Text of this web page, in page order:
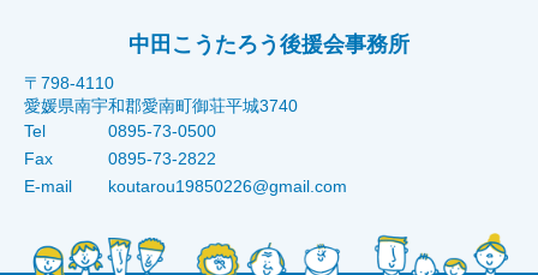
中田こうたろう後援会事務所
〒798-4110
愛媛県南宇和郡愛南町御荘平城3740
Tel
0895-73-0500
Fax
0895-73-2822
E-mail
koutarou19850226@gmail.com